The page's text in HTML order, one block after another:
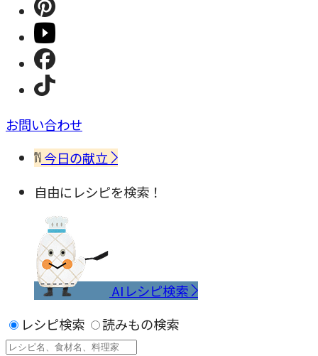
お問い合わせ
今日の献立
自由にレシピを検索！
AIレシピ検索
レシピ検索
読みもの検索